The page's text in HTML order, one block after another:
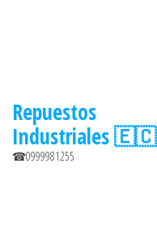
Repuestos
Industriales 🇪🇨
☎0999981255